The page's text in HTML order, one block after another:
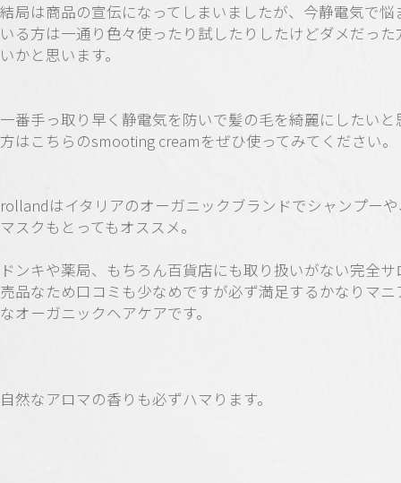
結局は商品の宣伝になってしまいましたが、今静電気で悩
いる方は一通り色々使ったり試したりしたけどダメだった
いかと思います。
一番手っ取り早く静電気を防いで髪の毛を綺麗にしたいと
方はこちらのsmooting creamをぜひ使ってみてください。
rollandはイタリアのオーガニックブランドでシャンプー
マスクもとってもオススメ。
ドンキや薬局、もちろん百貨店にも取り扱いがない完全サ
売品なため口コミも少なめですが必ず満足するかなりマニ
なオーガニックヘアケアです。
自然なアロマの香りも必ずハマります。